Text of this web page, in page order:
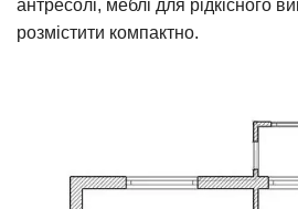
антресолі, меблі для рідкісного
розмістити компактно.